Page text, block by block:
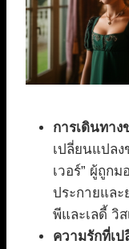
การเดินทาง
เปลี่ยนแปลง
เวอร์” ผู้ถูก
ประกายและ
พีและเลดี้ วิ
ความรักที่เ